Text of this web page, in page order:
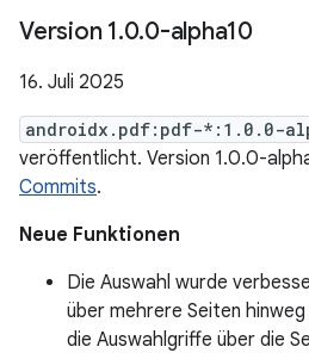
Version 1.0.0-alpha10
16. Juli 2025
androidx.pdf:pdf-*:1.0.0-
veröffentlicht. Version 1.0.0-
Commits.
Neue Funktionen
Die Auswahl wurde
über mehrere Seiten
die Auswahlgriffe über die